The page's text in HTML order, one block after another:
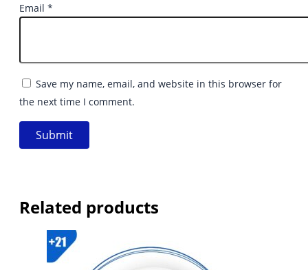
Email *
Save my name, email, and website in this browser for
the next time I comment.
Related products